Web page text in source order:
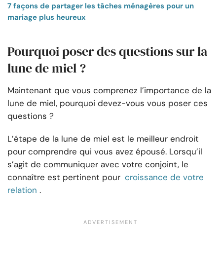
7 façons de partager les tâches ménagères pour un
mariage plus heureux
Pourquoi poser des questions sur la
lune de miel ?
Maintenant que vous comprenez l’importance de la
lune de miel, pourquoi devez-vous vous poser ces
questions ?
L’étape de la lune de miel est le meilleur endroit
pour comprendre qui vous avez épousé. Lorsqu’il
s’agit de communiquer avec votre conjoint, le
connaître est pertinent pour croissance de votre
relation .